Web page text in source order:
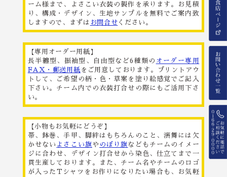
ーム様まで、よさこい衣装の製作を承ります。お見積
り、構成・デザイン、生地サンプルを無料でご案内致
しますので、まずは お問合せ ください。
【専用オーダー用紙】
長半纏型、振袖型、自由型など6種類の オーダー専用
FAX・郵送用紙 をご用意しております。プリントアウ
トして、ご希望の柄・色・草案を塗り絵感覚でご記入
下さい。チーム内での衣装打合せの際にもご活用下さ
い。
【小物もお気軽にどうぞ】
帯、鉢巻、手甲、脚絆はもちろんのこと、演舞には欠
かせない よさこい旗や のぼり旗などもチームのイメー
ジに合わせ、デザイン打合せから染色、仕立てまで一
貫生産しております。また、チーム名やチームのロゴ
が入ったTシャツをお作りになりたい場合も、お気軽